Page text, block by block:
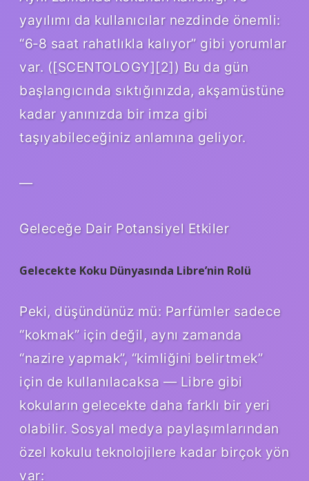
yayılımı da kullanıcılar nezdinde önemli:
“6‑8 saat rahatlıkla kalıyor” gibi yorumlar
var. ([SCENTOLOGY][2]) Bu da gün
başlangıcında sıktığınızda, akşamüstüne
kadar yanınızda bir imza gibi
taşıyabileceğiniz anlamına geliyor.
—
Geleceğe Dair Potansiyel Etkiler
Gelecekte Koku Dünyasında Libre’nin Rolü
Peki, düşündünüz mü: Parfümler sadece
“kokmak” için değil, aynı zamanda
“nazire yapmak”, “kimliğini belirtmek”
için de kullanılacaksa — Libre gibi
kokuların gelecekte daha farklı bir yeri
olabilir. Sosyal medya paylaşımlarından
özel kokulu teknolojilere kadar birçok yön
var: